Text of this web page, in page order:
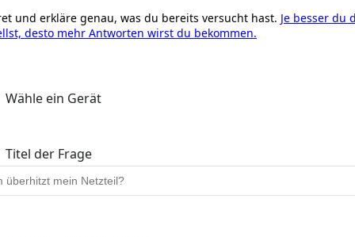
und erkläre genau, was du bereits versucht hast. Je besser du
desto mehr Antworten wirst du bekommen.
Wähle ein Gerät
Titel der Frage